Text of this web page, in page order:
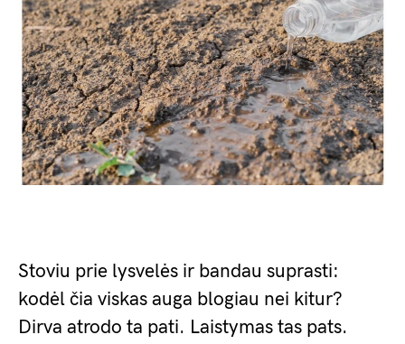
Stoviu prie lysvelės ir bandau suprasti:
kodėl čia viskas auga blogiau nei kitur?
Dirva atrodo ta pati. Laistymas tas pats.